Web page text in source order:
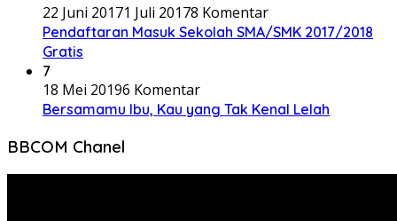
22 Juni 20171 Juli 20178 Komentar
Pendaftaran Masuk Sekolah SMA/SMK 2017/2018
Gratis
7
18 Mei 20196 Komentar
Bersamamu Ibu, Kau yang Tak Kenal Lelah
BBCOM Chanel